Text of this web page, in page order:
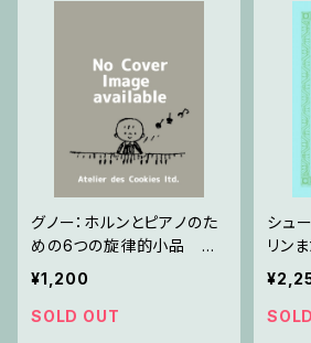
グノー：ホルンとピアノのた
めの6つの旋律的小品 第
3巻/ホルン・ピアノ
¥1,200
SOLD OUT
シュ
リン
のた
レグロ